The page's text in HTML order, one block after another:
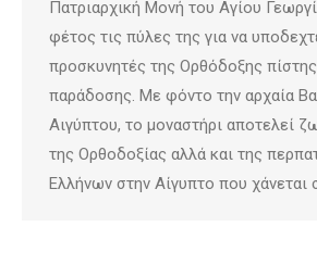
Πατριαρχική Μονή του Αγίου
φέτος τις πύλες της για να
προσκυνητές της Ορθόδοξης πίστης
παράδοσης. Με φόντο την αρχαία
Αιγύπτου, το μοναστήρι αποτελεί
της Ορθοδοξίας αλλά και της
Ελλήνων στην Αίγυπτο που χάνεται